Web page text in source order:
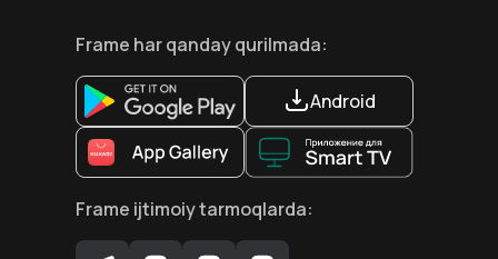
Frame har qanday qurilmada:
Android
Frame ijtimoiy tarmoqlarda: